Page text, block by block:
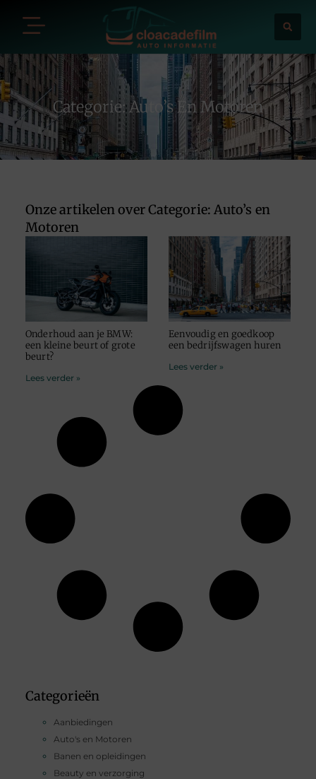
Categorie: Auto’s En Motoren
Categorieën
Aanbiedingen
Auto's en Motoren
Banen en opleidingen
Beauty en verzorging
Onze artikelen over Categorie: Auto’s en
Motoren
Onderhoud aan je BMW:
een kleine beurt of grote
beurt?
Lees verder »
Eenvoudig en goedkoop
een bedrijfswagen huren
Lees verder »